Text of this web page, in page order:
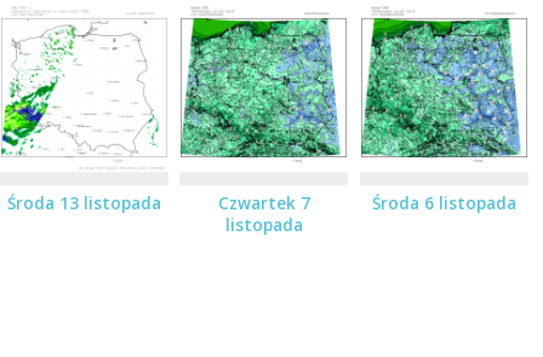
Środa 13 listopada
Czwartek 7
listopada
Środa 6 listopada